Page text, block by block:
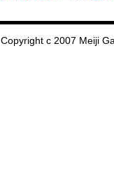
Copyright c 2007 Meiji